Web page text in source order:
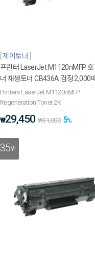
제이토너
프린터 LaserJet M1120nMFP 호
너 재생토너 CB436A 검정 2,000
Printers LaserJet M1120nMFP
Regeneration Toner 2K
₩29,450 ₩31,000 5%
35위